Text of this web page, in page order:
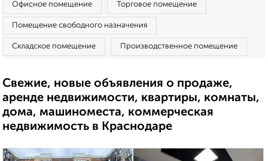
Офисное помещение Торговое помещение
Помещение свободного назначения
Складское помещение Производственное помещение
Свежие, новые объявления о продаже,
аренде недвижимости, квартиры, комнаты,
дома, машиноместа, коммерческая
недвижимость в Краснодаре